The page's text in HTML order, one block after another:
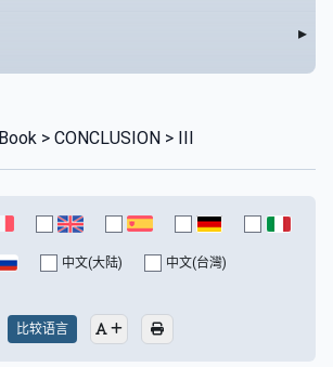
▸
> CONCLUSION > III
中文(大陆) 中文(台灣)
比较语言